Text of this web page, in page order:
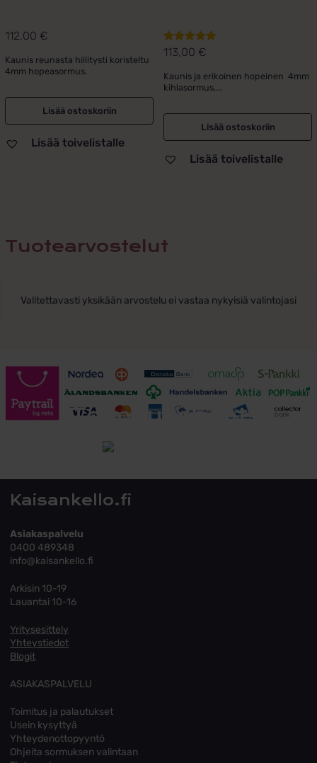
112,00 €
Kaunis reunasta hillitysti koristeltu
4mm hopeasormus.
Lisää ostoskoriin
Lisää toivelistalle
Arvostelu
5.00 / 5
113,00 €
Kaunis ja erikoinen hopeinen 4mm
kihlasormus,...
Lisää ostoskoriin
Lisää toivelistalle
Tuotearvostelut
Valitettavasti yksikään arvostelu ei vastaa nykyisiä valintojasi
Toimitusehdot
Kaisankello.fi
Asiakaspalvelu
0400 489348
info@kaisankello.fi
Arkisin 10-19
Lauantai 10-16
Yritysesittely
Yhteystiedot
Blogit
ASIAKASPALVELU
Toimitus ja palautukset
Usein kysyttyä
Yhteydenottopyyntö
Ohjeita sormuksen valintaan